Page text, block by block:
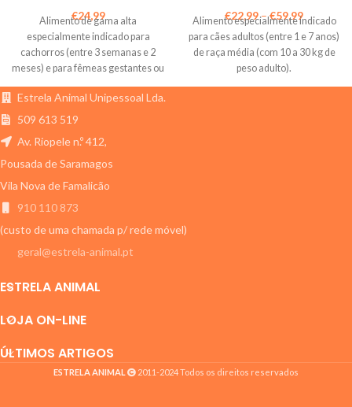
€24,99
Alimento de gama alta
especialmente indicado para
cachorros (entre 3 semanas e 2
meses) e para fêmeas gestantes ou
€22,99–€59,99
Alimento especialmente indicado
para cães adultos (entre 1 e 7 anos)
de raça média (com 10 a 30 kg de
peso adulto).
Estrela Animal Unipessoal Lda.
509 613 519
Av. Riopele n.º 412,
Pousada de Saramagos
Vila Nova de Famalicão
910 110 873
(custo de uma chamada p/ rede móvel)
geral@estrela-animal.pt
ESTRELA ANIMAL
LOJA ON-LINE
ÚLTIMOS ARTIGOS
ESTRELA ANIMAL 2011-2024 Todos os direitos reservados